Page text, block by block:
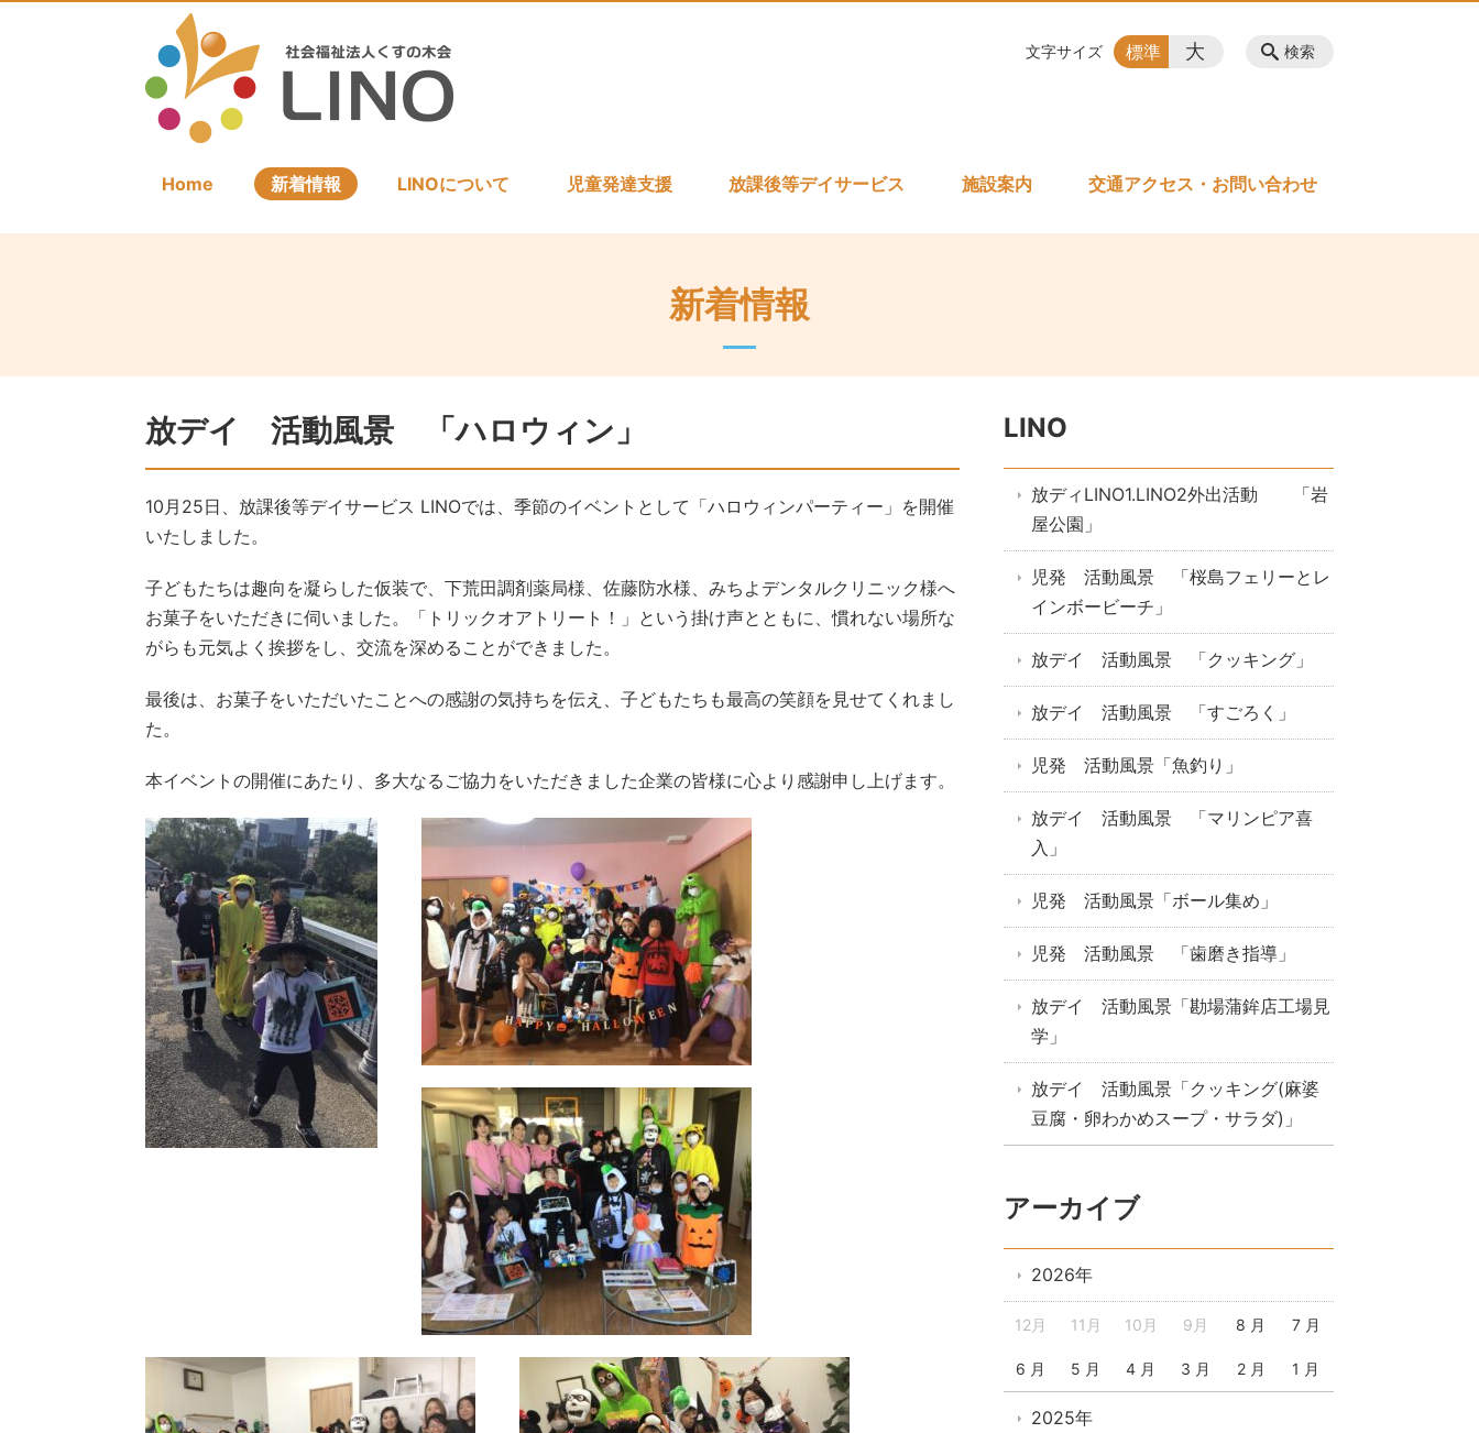
Home 新着情報 LINOについて 児童発達支援 放課後等デイサービス 施設案内 交通アクセス・お問い合わせ
検索
文字サイズ 標準 大
新着情報
放デイ 活動風景 「ハロウィン」
10月25日、放課後等デイサービス LINOでは、季節のイベントとして「ハロウィンパーティー」を開催
いたしました。
子どもたちは趣向を凝らした仮装で、下荒田調剤薬局様、佐藤防水様、みちよデンタルクリニック様へ
お菓子をいただきに伺いました。「トリックオアトリート！」という掛け声とともに、慣れない場所な
がらも元気よく挨拶をし、交流を深めることができました。
最後は、お菓子をいただいたことへの感謝の気持ちを伝え、子どもたちも最高の笑顔を見せてくれまし
た。
本イベントの開催にあたり、多大なるご協力をいただきました企業の皆様に心より感謝申し上げます。
LINO
放ディLINO1.LINO2外出活動 「岩
屋公園」
児発 活動風景 「桜島フェリーとレ
インボービーチ」
放デイ 活動風景 「クッキング」
放デイ 活動風景 「すごろく」
児発 活動風景「魚釣り」
放デイ 活動風景 「マリンピア喜
入」
児発 活動風景「ボール集め」
児発 活動風景 「歯磨き指導」
放デイ 活動風景「勘場蒲鉾店工場見
学」
放デイ 活動風景「クッキング(麻婆
豆腐・卵わかめスープ・サラダ)」
アーカイブ
2026年
12月 11月 10月 9月 8 月 7 月
6 月 5 月 4 月 3 月 2 月 1 月
2025年